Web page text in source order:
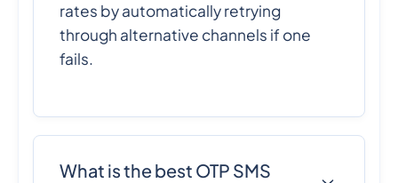
rates by automatically retrying
through alternative channels if one
fails.
What is the best OTP SMS